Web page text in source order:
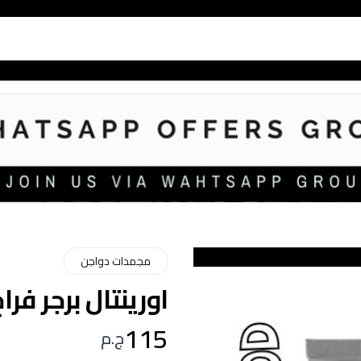
مجمدات دواجن
اورينتال برجر
115ج.م